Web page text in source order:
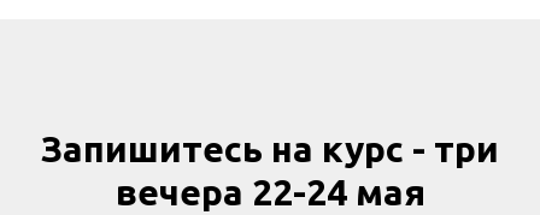
Запишитесь на курс - три
вечера 22-24 мая